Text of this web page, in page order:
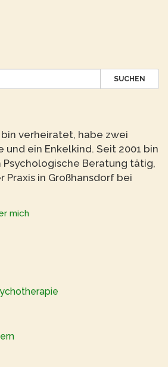
SUCHEN
bin verheiratet, habe zwei
und ein Enkelkind. Seit 2001 bin
Psychologische Beratung tätig,
Praxis in Großhansdorf bei
mich